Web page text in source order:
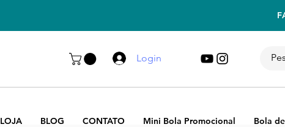
LOJA BLOG CONTATO Mini Bola Promocional Bola
Login